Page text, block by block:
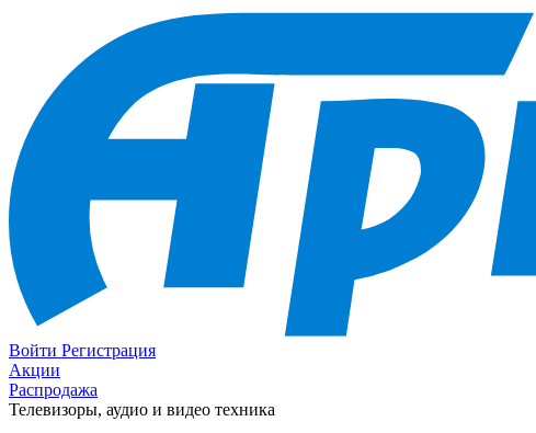
Войти Регистрация
Акции
Распродажа
Телевизоры, аудио и видео техника